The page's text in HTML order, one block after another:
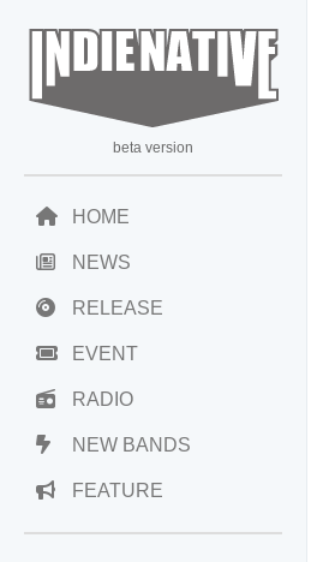
beta version
HOME
NEWS
RELEASE
EVENT
RADIO
NEW BANDS
FEATURE